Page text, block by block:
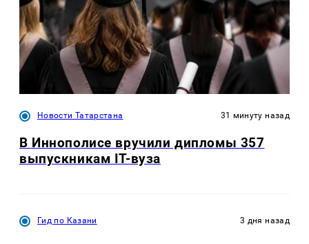
Новости Татарстана 31 минуту назад
В Иннополисе вручили дипломы 357
выпускникам IT-вуза
Гид по Казани 3 дня назад